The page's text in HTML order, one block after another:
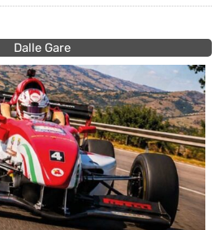
Dalle Gare